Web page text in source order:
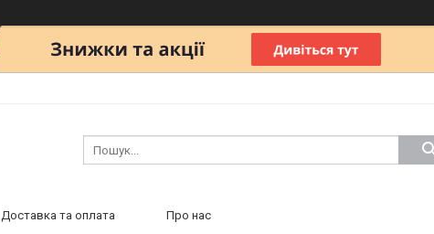
Доставка та оплата Про нас